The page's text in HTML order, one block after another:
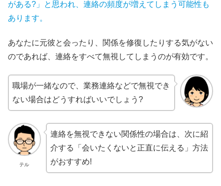
がある?」と思われ 、連絡の頻度が増えてしまう可能性も
あります。
あなたに元彼と会ったり、関係を修復したりする気がない
のであれば、連絡をすべて無視してしまうのが有効です。
職場が一緒なので、業務連絡などで無視でき
ない場合はどうすればいいでしょう?
テル
連絡を無視できない関係性の場合は、次に紹
介する「会いたくないと正直に伝える」方法
がおすすめ!